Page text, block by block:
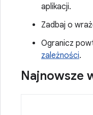
aplikacji.
Zadbaj o
Ogranicz
zależności.
Najnowsze